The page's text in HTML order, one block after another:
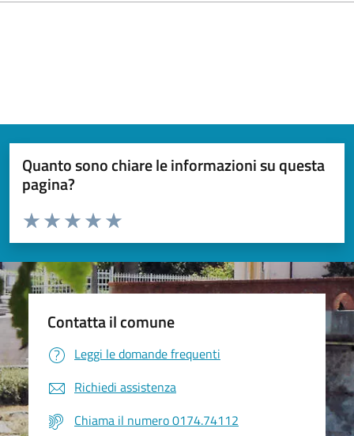
Quanto sono chiare le informazioni su questa
pagina?
Valuta da 1 a 5 stelle la pagina
Valuta 5 stelle su 5
Valuta 4 stelle su 5
Valuta 3 stelle su 5
Valuta 2 stelle su 5
Valuta 1 stelle su 5
Contatta il comune
Leggi le domande frequenti
Richiedi assistenza
Chiama il numero 0174.74112